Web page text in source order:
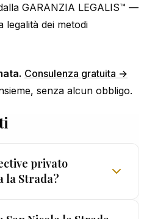
GARANZIA LEGALIS™ —
legalità dei metodi
Consulenza gratuita →
senza alcun obbligo.
privato
la Strada?